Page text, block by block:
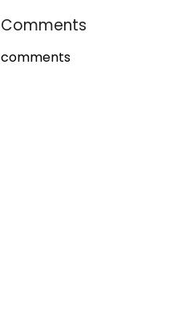
Comments
comments